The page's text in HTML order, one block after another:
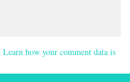
Learn how your comment data is